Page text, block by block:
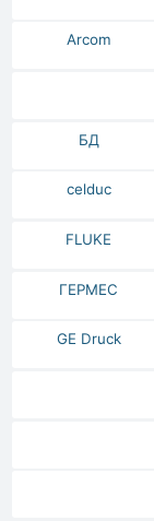
Arcom
БД
celduc
FLUKE
ГЕРМЕС
GE Druck